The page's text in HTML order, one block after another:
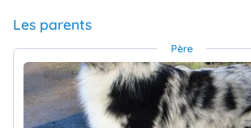
Les parents
Père